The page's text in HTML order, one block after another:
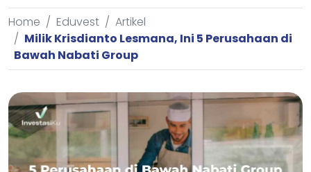
Home Eduvest
Artikel
Milik Krisdianto Lesmana, Ini 5 Perusahaan di
Bawah Nabati Group